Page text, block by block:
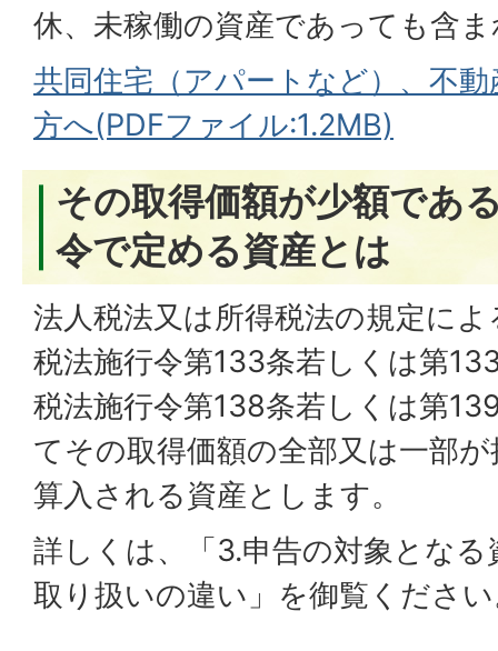
休、未稼働の資産であっても含
共同住宅（アパートなど）、不
方へ(PDFファイル:1.2MB)
その取得価額が少額であ
令で定める資産とは
法人税法又は所得税法の規定に
税法施行令第133条若しくは第
税法施行令第138条若しくは第
てその取得価額の全部又は一部
算入される資産とします。
詳しくは、「3.申告の対象とな
取り扱いの違い」を御覧くださ